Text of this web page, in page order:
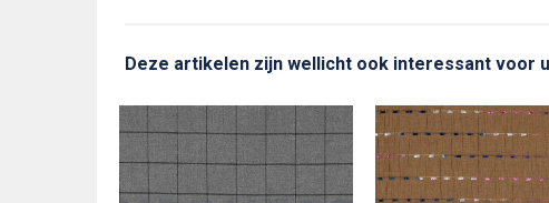
Deze artikelen zijn wellicht ook interessant voor